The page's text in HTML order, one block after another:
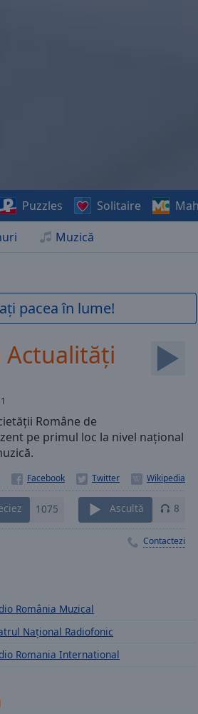
Muzică
Puzzles Solitaire
pacea în lume!
Actualități
Române de
pe primul loc la nivel naţional
1075 Ascultă 8
Contactezi
România Muzical
Național Radiofonic
Romania International